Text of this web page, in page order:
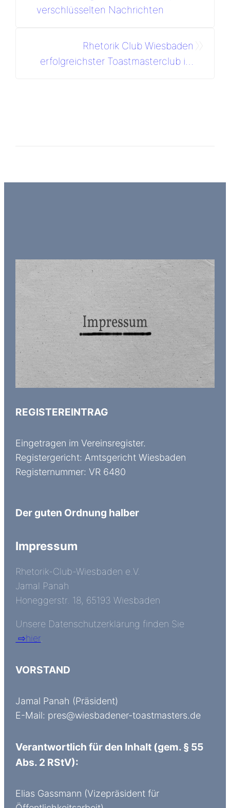
verschlüsselten Nachrichten
Rhetorik Club Wiesbaden
erfolgreichster Toastmasterclub im
REGISTEREINTRAG
Eingetragen im Vereinsregister.
Registergericht: Amtsgericht Wiesbaden
Registernummer: VR 6480
Der guten Ordnung halber
Impressum
Rhetorik-Club-Wiesbaden e.V.
Jamal Panah
Honeggerstr. 18, 65193 Wiesbaden
Unsere Datenschutzerklärung finden Sie
⇨hier
VORSTAND
Jamal Panah (Präsident)
E-Mail: pres@wiesbadener-toastmasters.de
Verantwortlich für den Inhalt (gem. § 55
Abs. 2 RStV):
Elias Gassmann (Vizepräsident für